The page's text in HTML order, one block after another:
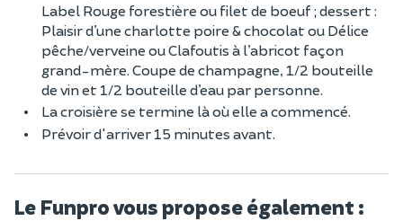
Label Rouge forestière ou filet de boeuf ; dessert :
Plaisir d’une charlotte poire & chocolat ou Délice
pêche/verveine ou Clafoutis à l’abricot façon
grand-mère. Coupe de champagne, 1/2 bouteille
de vin et 1/2 bouteille d’eau par personne.
La croisière se termine là où elle a commencé.
Prévoir d'arriver 15 minutes avant.
Le Funpro vous propose également :